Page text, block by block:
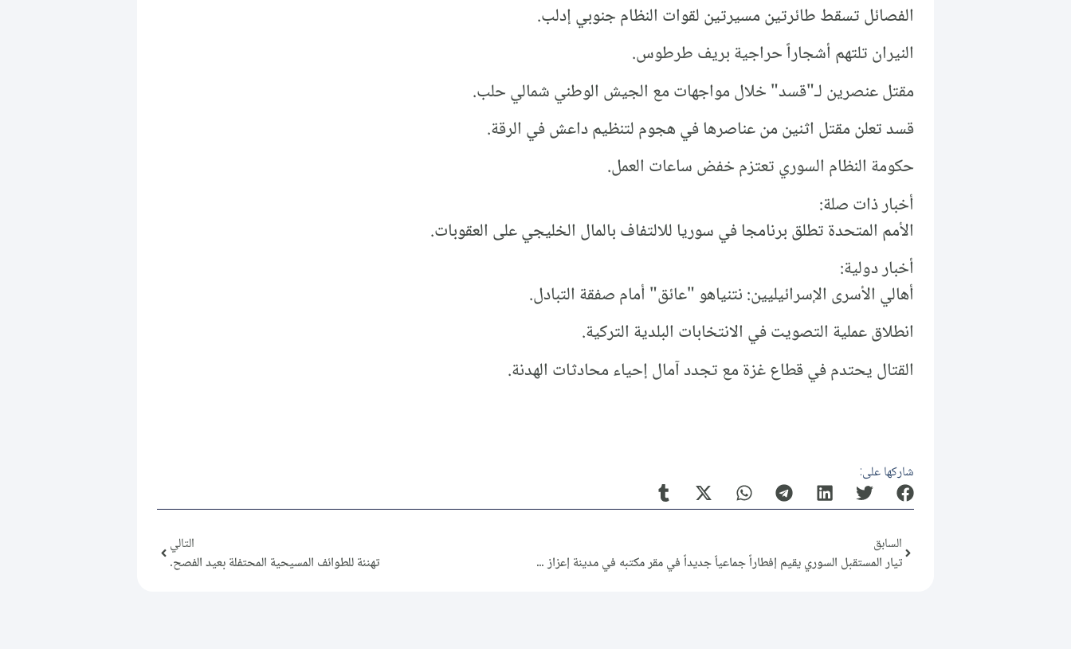
الفصائل تسقط طائرتين مسيرتين لقوات النظام جنوبي إدلب.
النيران تلتهم أشجاراً حراجية بريف طرطوس.
مقتل عنصرين لـ"قسد" خلال مواجهات مع الجيش الوطني شمالي حلب.
قسد تعلن مقتل اثنين من عناصرها في هجوم لتنظيم داعش في الرقة.
حكومة النظام السوري تعتزم خفض ساعات العمل.
أخبار ذات صلة:
الأمم المتحدة تطلق برنامجا في سوريا للالتفاف بالمال الخليجي على العقوبات.
أخبار دولية:
أهالي الأسرى الإسرائيليين: نتنياهو "عائق" أمام صفقة التبادل.
انطلاق عملية التصويت في الانتخابات البلدية التركية.
القتال يحتدم في قطاع غزة مع تجدد آمال إحياء محادثات الهدنة.
شاركها على:
السابق
تيار المستقبل السوري يقيم إفطاراً جماعياً جديداً في مقر مكتبه في مدينة إعزاز شمال حلب ضمن حملة “في توادّهم”.
التالي
تهنئة للطوائف المسيحية المحتفلة بعيد الفصح.